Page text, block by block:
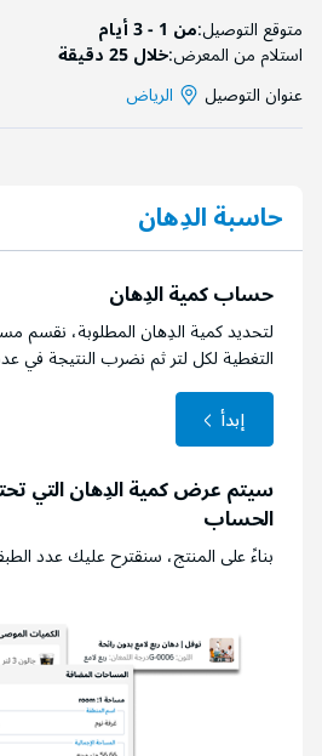
متوقع التوصيل:من 1 - 3 أيام
استلام من المعرض:خلال 25 دقيقة
عنوان التوصيل
الرياض
حاسبة الدِهان
حساب كمية الدِهان
لتحديد كمية الدِهان المطلوبة،
التغطية لكل لتر ثم نضرب النتيجة في
إبدأ
سيتم عرض كمية الدِهان التي
الحساب
بناءً على المنتج، سنقترح عليك عدد